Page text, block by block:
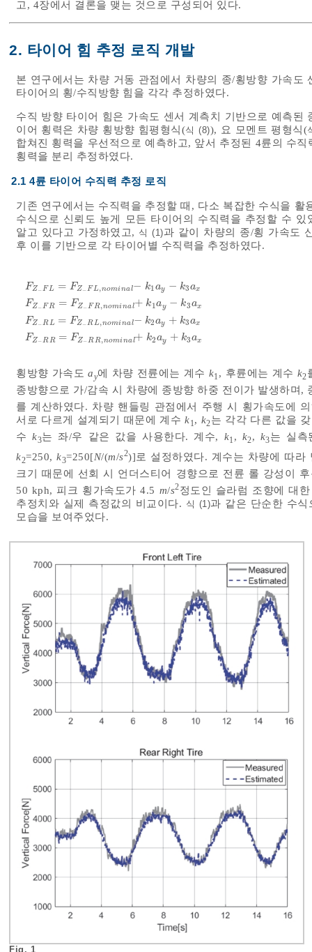
고, 4장에서 결론을 맺는 것으로 구성되어 있다.
2. 타이어 힘 추정 로직 개발
본 연구에서는 차량 거동 관점에서 차량의 종/횡방향 가속
타이어의 횡/수직방향 힘을 각각 추정하였다.
수직 방향 타이어 힘은 가속도 센서 계측치 기반으로 예측된
이어 횡력은 차량 횡방향 힘평형식(식 (8)), 요 모멘트 평형식(
합쳐진 횡력을 우선적으로 예측하고, 앞서 추정된 4륜의 수
횡력을 분리 추정하였다.
2.1 4륜 타이어 수직력 추정 로직
기존 연구에서는 수직력을 추정할 때, 다소 복잡한 수식을 활
수식으로 신뢰도 높게 모든 타이어의 수직력을 추정할 수
알고 있다고 가정하였고, 식 (1)과 같이 차량의 종/횡 가속도
후 이를 기반으로 각 타이어별 수직력을 추정하였다.
FZ−FL = FZ−FL ,nominal− k1ay − k3ax
F Z− FR = F Z− FR,nominal+ k1ay − k3ax
FZ−RL = FZ−RL ,nominal− k2ay + k3ax
F Z− R R = F Z− R R,nominal+ k2ay + k3ax
Z-F L -FL,nomina 1 ay a xF
횡방향 가속도ay에 차량 전륜에는 계수 k1 , 후륜에는 계수 k2
종방향으로 가/감속 시 차량에 종방향 하중 전이가 발생하며,
를 계산하였다. 차량 핸들링 관점에서 주행 시 횡가속도에
서로 다르게 설계되기 때문에 계수k1, k2는 각각 다른 값을
수k3는 좌/우 같은 값을 사용한다. 계수, k1 , k2, k3는 실측
k2=250,k3=250[N/(m/s2)]로 설정하였다. 계수는 차량에 따
크기 때문에 선회 시 언더스티어 경향으로 전륜 롤 강성이
50 kph, 피크 횡가속도가 4.5 m/s2정도인 슬라럼 조향에 대
추정치와 실제 측정값의 비교이다. 식 (1)과 같은 단순한 수식
모습을 보여주었다.
Fig. 1